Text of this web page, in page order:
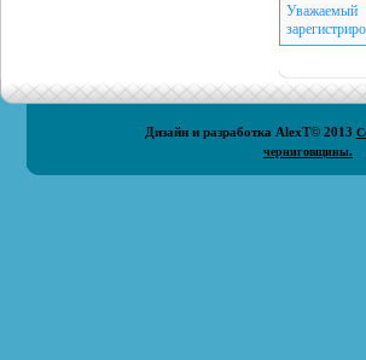
Дизайн и разработка AlexT© 2013
черниговщины.